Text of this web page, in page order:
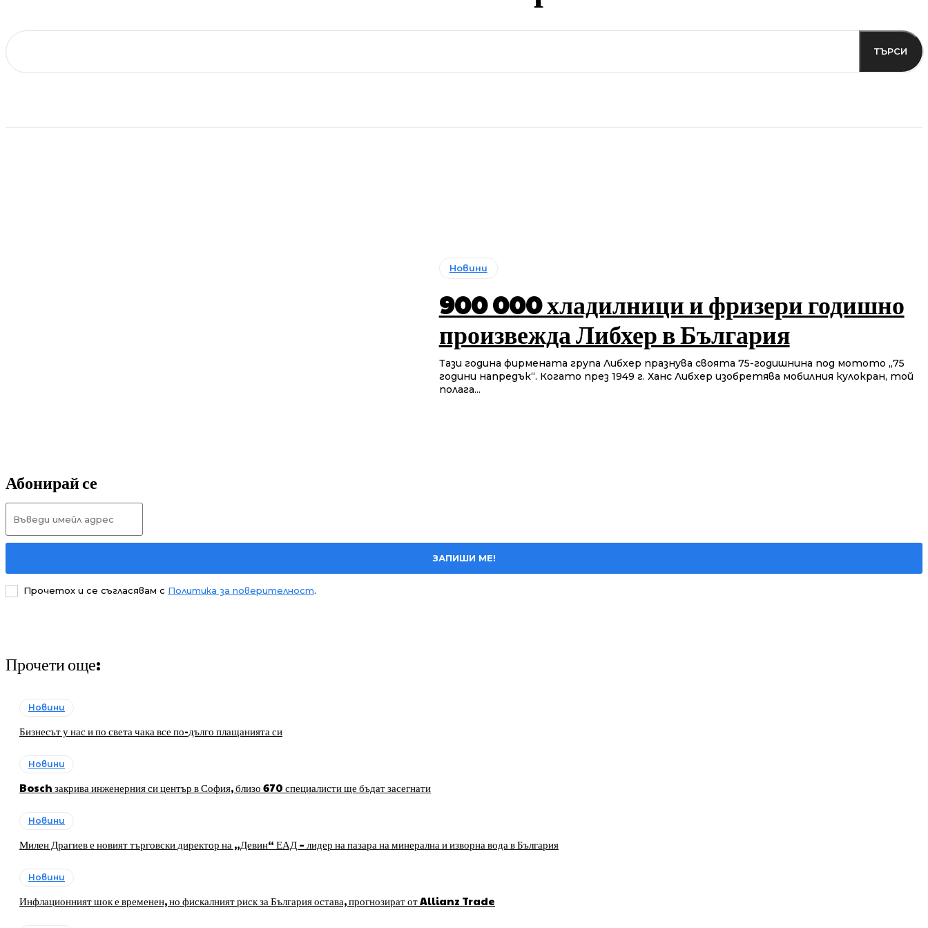
ТЪРСИ
Новини
900 000 хладилници и фризери годишно
произвежда Либхер в България
Тази година фирмената група Либхер празнува своята 75-годишнина под мотото „75
години напредък“. Когато през 1949 г. Ханс Либхер изобретява мобилния кулокран, той
полага...
Абонирай се
ЗАПИШИ МЕ!
Прочетох и се съгласявам с Политика за поверителност.
Прочети още:
Новини
Бизнесът у нас и по света чака все по-дълго плащанията си
Новини
Bosch закрива инженерния си център в София, близо 670 специалисти ще бъдат засегнати
Новини
Милен Драгиев е новият търговски директор на „Девин“ ЕАД – лидер на пазара на минерална и изворна вода в България
Новини
Инфлационният шок е временен, но фискалният риск за България остава, прогнозират от Allianz Trade